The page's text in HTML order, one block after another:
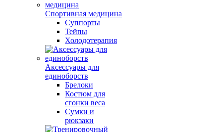
Спортивная медицина
Суппорты
Тейпы
Холодотерапия
Аксессуары для
единоборств
Брелоки
Костюм для
сгонки веса
Сумки и
рюкзаки